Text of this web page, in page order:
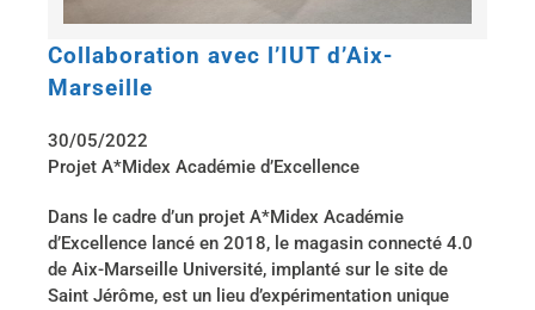
Collaboration avec l’IUT d’Aix-
Marseille
30/05/2022
Projet A*Midex Académie d’Excellence
Dans le cadre d’un projet A*Midex Académie
d’Excellence lancé en 2018, le magasin connecté 4.0
de Aix-Marseille Université, implanté sur le site de
Saint Jérôme, est un lieu d’expérimentation unique